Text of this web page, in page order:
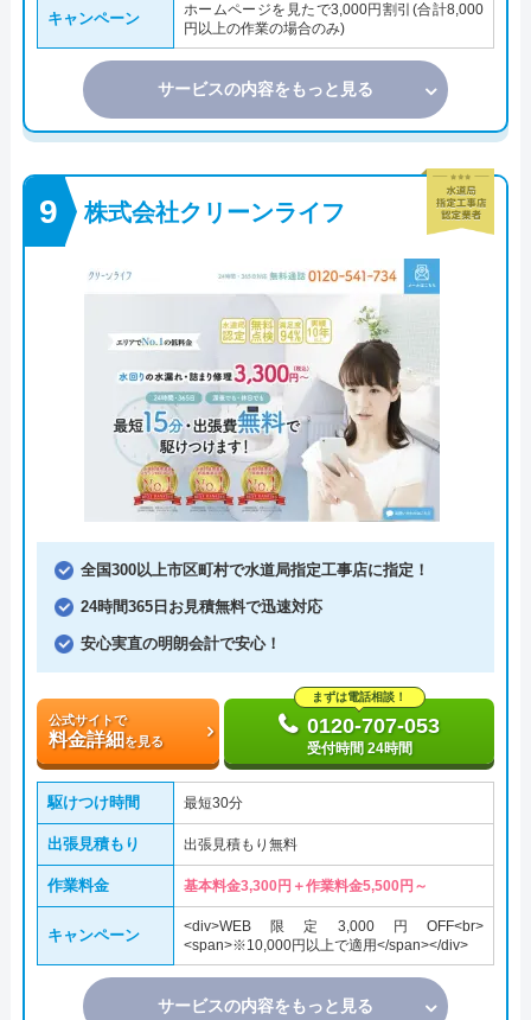
キャンペーン
ホームページを見たで3,000円割引(合計8,000
円以上の作業の場合のみ)
サービスの内容をもっと見る
株式会社クリーンライフ
全国300以上市区町村で水道局指定工事店に指定！
24時間365日お見積無料で迅速対応
安心実直の明朗会計で安心！
公式サイトで
料金詳細を見る
まずは電話相談！
0120-707-053
受付時間 24時間
駆けつけ時間 最短30分
出張見積もり 出張見積もり無料
作業料金 基本料金3,300円＋作業料金5,500円～
キャンペーン
<div>WEB限定3,000円OFF<br>
<span>※10,000円以上で適用</span></div>
サービスの内容をもっと見る